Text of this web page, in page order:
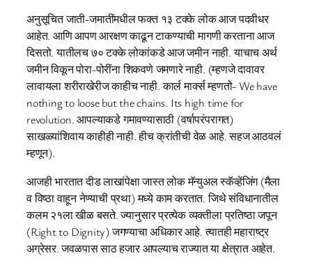
अनुसूचित जाती-जमातींमधील फक्त १३ टक्के लोक आज पदवीधर
आहेत. आणि आपण आरक्षण काढून टाकण्याची मागणी करताना आज
दिसतो. यातीलच ७० टक्के लोकांकडे आज जमीन नाही. याचाच अर्थ
जमीन विकून पोरा-पोरींना शिकवणे जमणारे नाही. (म्हणजे दावावर
लावायला शरीराखेरीज काहीच नाही. कार्ल मार्क्स म्हणतो- We have
nothing to loose but the chains. Its high time for
revolution. आपल्याकडे गमावण्यासाठी (वर्षापरंपरागत)
साखळ्यांशिवाय काहीही नाही. हीच क्रांतीची वेळ आहे. सहज आठवलं
म्हणून).
आजही भारतात दीड लाखांपेक्षा जास्त लोक मॅन्युअल स्कॅव्हेंजिंग (मैला
व विष्ठा वाहून नेण्याची प्रथा) मध्ये काम करतात. जिथे संविधानातील
कलम २१ला खीळ बसते. ज्यानुसार प्रत्येक व्यक्तीला प्रतिष्ठा जपून
(Right to Dignity) जगण्याचा अधिकार आहे. त्यातही महाराष्ट्र
अग्रेसर. जवळपास साठ हजार आपल्याच राज्यात या क्षेत्रात आहेत.